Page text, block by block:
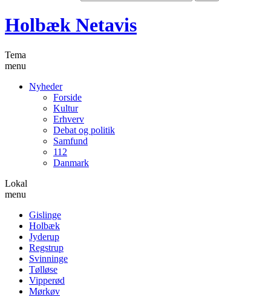
Holbæk Netavis
Tema
menu
Nyheder
Forside
Kultur
Erhverv
Debat og politik
Samfund
112
Danmark
Lokal
menu
Gislinge
Holbæk
Jyderup
Regstrup
Svinninge
Tølløse
Vipperød
Mørkøv